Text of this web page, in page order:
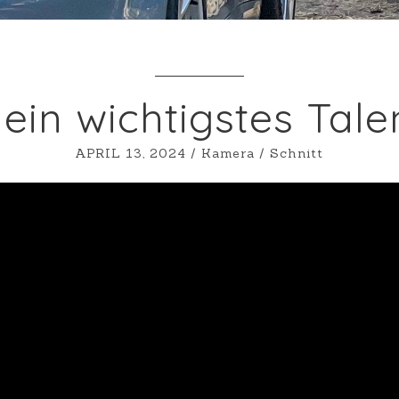
wichtigstes
APRIL 13, 2024 / Kamera /Schnitt